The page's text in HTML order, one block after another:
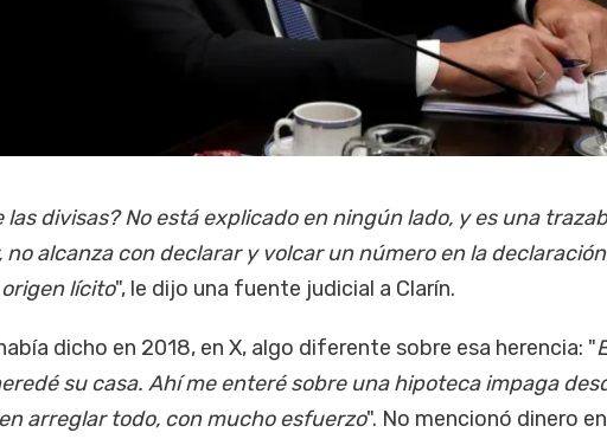
las divisas? No está explicado en ningún lado, y es una
no alcanza con declarar y volcar un número en la
lícito", le dijo una fuente judicial a Clarín.
dicho en 2018, en X, algo diferente sobre esa herencia: "
su casa. Ahí me enteré sobre una hipoteca impaga
arreglar todo, con mucho esfuerzo". No mencionó dinero en